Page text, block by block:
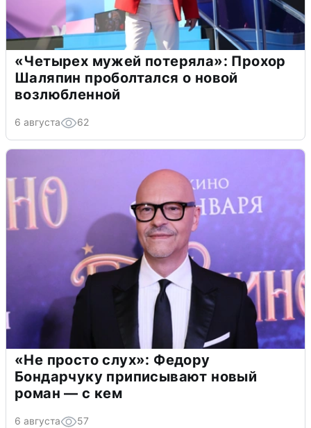
«Четырех мужей потеряла»: Прохор
Шаляпин проболтался о новой
возлюбленной
6 августа 62
«Не просто слух»: Федору
Бондарчуку приписывают новый
роман — с кем
6 августа 57